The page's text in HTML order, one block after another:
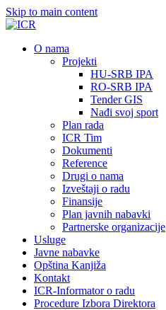
Skip to main content
О nama
Projekti
HU-SRB IPA
RO-SRB IPA
Tender GIS
Nađi svoj sport
Plan rada
ICR Tim
Dokumenti
Reference
Drugi o nama
Izveštaji o radu
Finansije
Plan javnih nabavki
Partnerske organizacije
Usluge
Javne nabavke
Opština Kanjiža
Kontakt
ICR-Informator o radu
Procedure Izbora Direktora